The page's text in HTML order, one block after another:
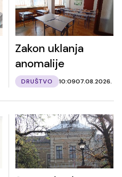
Zakon uklanja
anomalije
DRUŠTVO 10:0907.08.2026.